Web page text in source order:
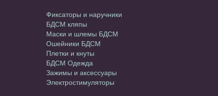
Фиксаторы и наручники
БДСМ кляпы
Маски и шлемы БДСМ
Ошейники БДСМ
Плетки и кнуты
БДСМ Одежда
Зажимы и аксессуары
Электростимуляторы